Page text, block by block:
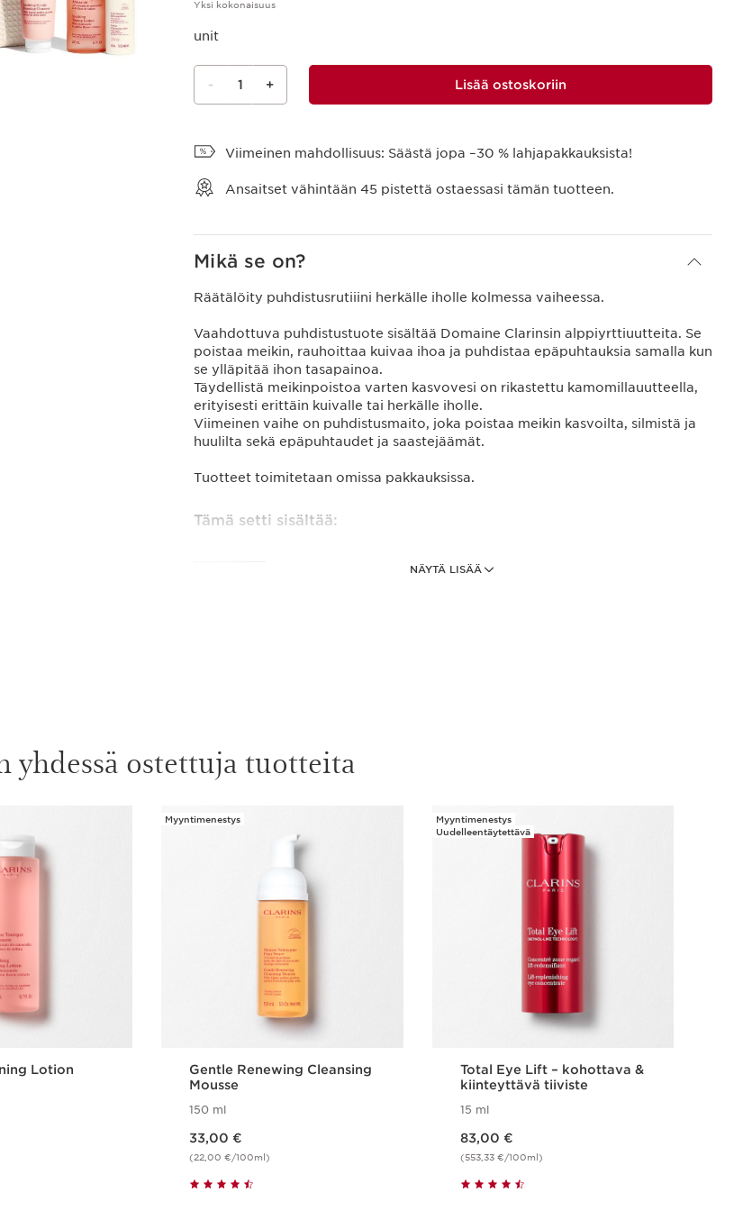
Yksi kokonaisuus
unit
- 1 + Lisää ostoskoriin
Viimeinen mahdollisuus: Säästä jopa –30 % lahjapakkauksista!
Ansaitset vähintään 45 pistettä ostaessasi tämän tuotteen.
Mikä se on?
NÄYTÄ LISÄÄ
Räätälöity puhdistus­rutiiini herkälle iholle kolmessa vaiheessa.
Vaahdottuva puhdistustuote sisältää Domaine Clarinsin alppiyrttiuutteita. Se
poistaa meikin, rauhoittaa kuivaa ihoa ja puhdistaa epäpuhtauksia samalla kun
se ylläpitää ihon tasapainoa.
Täydellistä meikinpoistoa varten kasvovesi on rikastettu kamomillauutteella,
erityisesti erittäin kuivalle tai herkälle iholle.
Viimeinen vaihe on puhdistusmaito, joka poistaa meikin kasvoilta, silmistä ja
huulilta sekä epäpuhtaudet ja saastejäämät.
Tuotteet toimitetaan omissa pakkauksissa.
Tämä setti sisältää:
Soothing Gentle Foaming Cleanser
Velvet Cleansing Milk 50ml
Empty Purse Cleansing 2026
1 Tuote
Mikä tekee tuotteesta erityisen?
Rauhoittunut iho
Täydellisesti puhdistettu iho
yhdessä ostettuja tuotteita
Lotion
Myyntimenestys
Gentle Renewing Cleansing
Mousse
150 ml
33,00 €
(22,00 €/100ml)
Pikaopastus
Myyntimenestys
Uudelleentäytettävä
Total Eye Lift – kohottava &
kiinteyttävä tiiviste
15 ml
83,00 €
(553,33 €/100ml)
Pikaopastus